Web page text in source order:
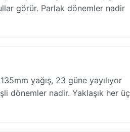
görür. Parlak dönemler nadir
yağış, 23 güne yayılıyor
dönemler nadir. Yaklaşık her üç